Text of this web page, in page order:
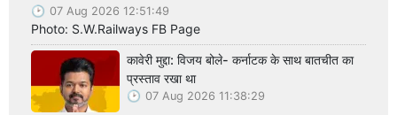
07 Aug 2026 12:51:49
Photo: S.W.Railways FB Page
कावेरी मुद्दा: विजय बोले- कर्नाटक के साथ बातचीत का
प्रस्ताव रखा था
07 Aug 2026 11:38:29